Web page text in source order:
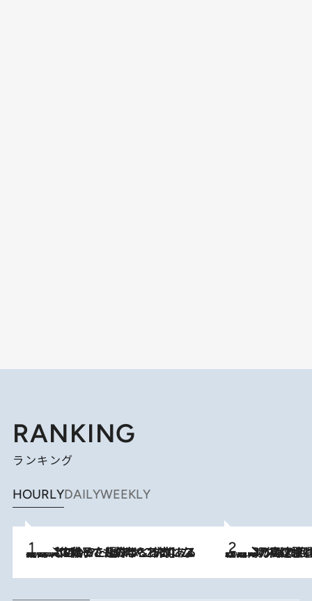
RANKING
ランキング
HOURLYDAILYWEEKLY
2026.8.5
【阿川佐和子さんの年とる力】なぜ70代で始めた趣味は“こんなに楽しい”のか？ ピアノ、俳句…スランプに陥っても続けられる“ある秘訣”とは 2026.8.7
「湘南乃風に憧れて」観客大盛上がりの“タオル回し”に、ラッパー顔負けの高速歌唱まで…さだまさし（74）のアグレッシブすぎる現在地